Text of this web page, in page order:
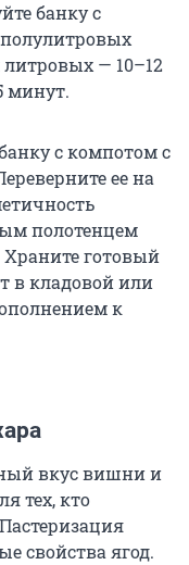
банку с
литровых — 10–12
минут.
с компотом с
ее на
полотенцем
Храните готовый
в кладовой или
к
вкус вишни и
тех, кто
свойства ягод.